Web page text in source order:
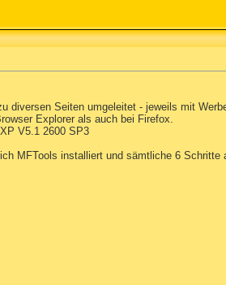
diversen Seiten umgeleitet - jeweils mit
Explorer als auch bei Firefox.
V5.1 2600 SP3
MFTools installiert und sämtliche 6 Schritte